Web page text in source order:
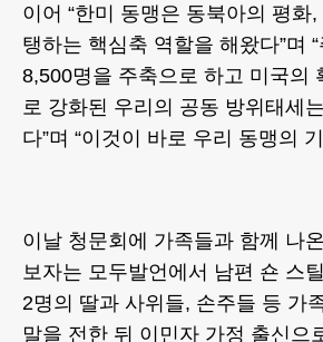
이어 “한미 동맹은 동북아의 평화
탱하는 핵심축 역할을 해왔다”며
8,500명을 주축으로 하고 미국의
로 강화된 우리의 공동 방위태세
다”며 “이것이 바로 우리 동맹의
이날 청문회에 가족들과 함께 나
보자는 모두발언에서 남편 숀 스
2명의 딸과 사위들, 손주들 등 가
말을 전한 뒤 이민자 가정 출신으